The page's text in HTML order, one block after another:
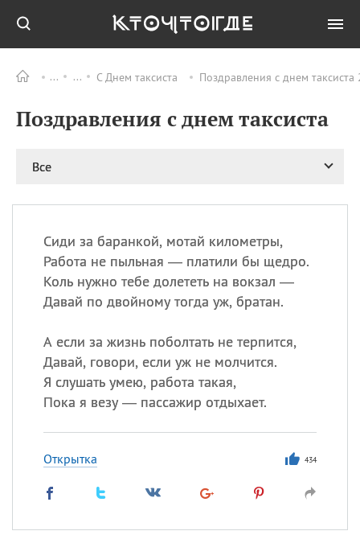
С Днем таксиста Поздравления с днем
Поздравления с днем таксиста
Все
Сиди за баранкой, мотай километры,
Работа не пыльная — платили бы щедро.
Коль нужно тебе долететь на вокзал —
Давай по двойному тогда уж, братан.
А если за жизнь поболтать не терпится,
Давай, говори, если уж не молчится.
Я слушать умею, работа такая,
Пока я везу — пассажир отдыхает.
Открытка 434
ПРАЗДНИКИ Все
09.08 День памяти жертв
Национальный день
рисового пудинга
День Дымняшки
(Smokey Bear Day)
ИМЕНА
Сегодня празднуют именины
происхождение